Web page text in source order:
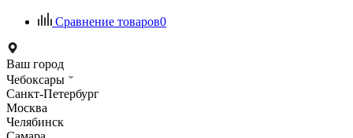
Сравнение товаров0
Ваш город
Чебоксары
Санкт-Петербург
Москва
Челябинск